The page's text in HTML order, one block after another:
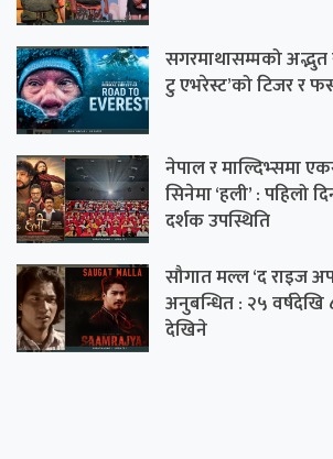
सगरमाथासम्मको अद्भुत
टु एभरेस्ट’को टिजर र
नेपाल र माल्दिभ्समा
सिनेमा ‘हली’ : पहिलो
दर्शक उपस्थिति
सौगात मल्ल ‘द राइज
अनुबन्धित : २५ वर्षदेखि
देखिने